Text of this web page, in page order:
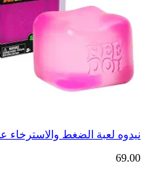
نيدوه لعبة الضغط
69.00